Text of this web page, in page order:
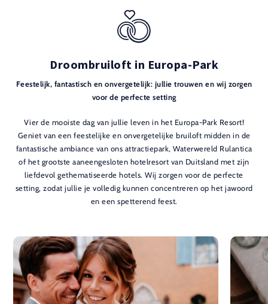
Droombruiloft in Europa-Park
Feestelijk, fantastisch en onvergetelijk: jullie trouwen en wij zorgen
voor de perfecte setting
Vier de mooiste dag van jullie leven in het Europa-Park Resort!
Geniet van een feestelijke en onvergetelijke bruiloft midden in de
fantastische ambiance van ons attractiepark, Waterwereld Rulantica
of het grootste aaneengesloten hotelresort van Duitsland met zijn
liefdevol gethematiseerde hotels. Wij zorgen voor de perfecte
setting, zodat jullie je volledig kunnen concentreren op het jawoord
en een spetterend feest.